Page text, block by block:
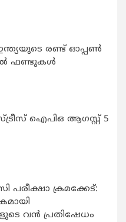
രണ്ട് ഓപ്പണ്‍
ഫണ്ടുകള്‍
ഐപിഒ ആഗസ്റ്റ് 5
പരീക്ഷാ ക്രമക്കേട്:
വന്‍ പ്രതിഷേധം